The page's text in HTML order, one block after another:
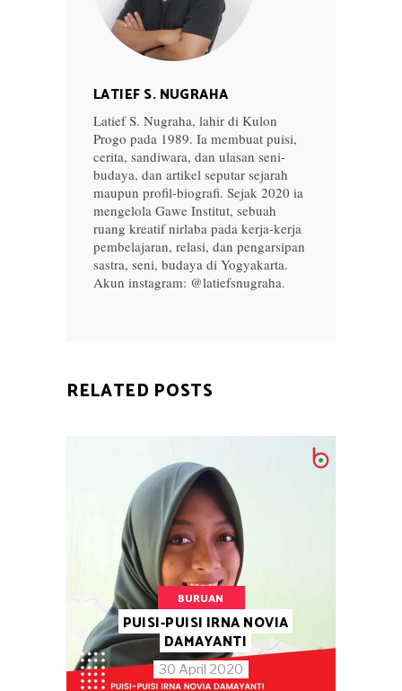
LATIEF S. NUGRAHA
Latief S. Nugraha, lahir di Kulon
Progo pada 1989. Ia membuat puisi,
cerita, sandiwara, dan ulasan seni-
budaya, dan artikel seputar sejarah
maupun profil-biografi. Sejak 2020 ia
mengelola Gawe Institut, sebuah
ruang kreatif nirlaba pada kerja-kerja
pembelajaran, relasi, dan pengarsipan
sastra, seni, budaya di Yogyakarta.
Akun instagram: @latiefsnugraha.
RELATED POSTS
BURUAN
PUISI-PUISI IRNA NOVIA
DAMAYANTI
30 April 2020